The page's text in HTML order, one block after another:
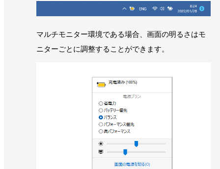
マルチモニター環境である場合、画面の明るさはモ
ニターごとに調整することができます。